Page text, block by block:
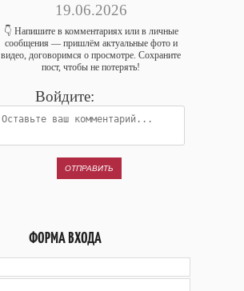
19.06.2026
👇 Напишите в комментариях или в личные
сообщения — пришлём актуальные фото и
видео, договоримся о просмотре. Сохраните
пост, чтобы не потерять!
Войдите:
ОТПРАВИТЬ
ФОРМА ВХОДА